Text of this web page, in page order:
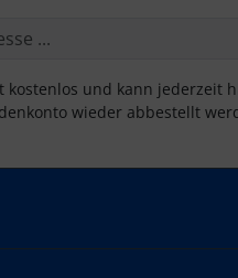
kostenlos und kann jederzeit
wieder abbestellt